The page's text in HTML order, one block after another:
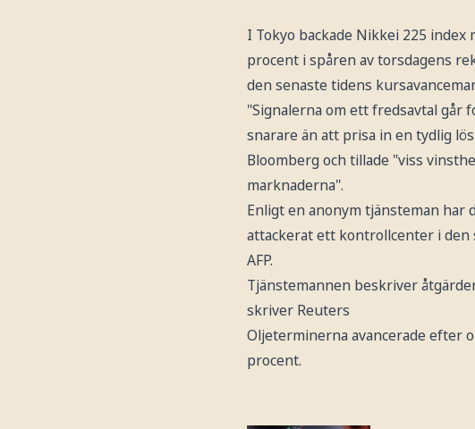
I Tokyo backade Nikkei 225
procent i spåren av torsdagens
den senaste tidens
"Signalerna om ett fredsavtal går
snarare än att prisa in en tydlig
Bloomberg och tillade "viss
marknaderna".
Enligt en anonym tjänsteman
attackerat ett kontrollcenter i den
AFP.
Tjänstemannen beskriver
skriver Reuters
Oljeterminerna avancerade efter
procent.